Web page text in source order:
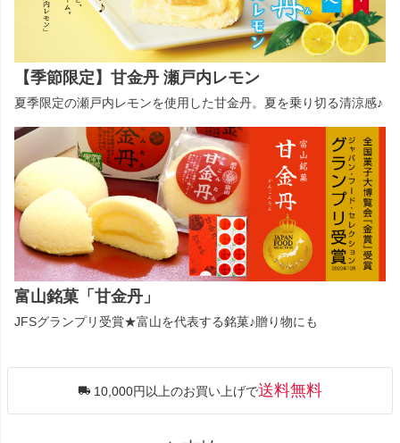
【季節限定】甘金丹 瀬戸内レモン
夏季限定の瀬戸内レモンを使用した甘金丹。夏を乗り切る清涼感♪
富山銘菓「甘金丹」
JFSグランプリ受賞★富山を代表する銘菓♪贈り物にも
10,000円以上のお買い上げで送料無料